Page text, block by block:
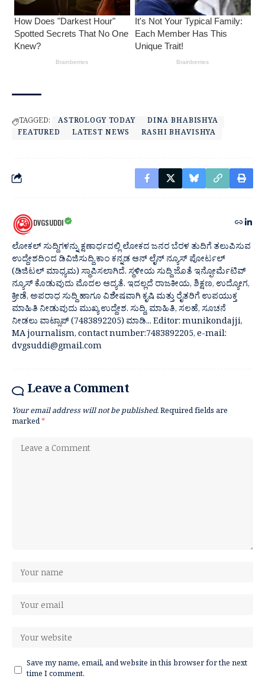
TAGGED: ASTROLOGY TODAY
DINA BHABISHYA
FEATURED
LATEST NEWS RASHI BHAVISHYA
DVGSUDDI
ಲೋಕಲ್ ಸುದ್ದಿಗಳನ್ನು ಕ್ಷಣಾರ್ಧದಲ್ಲಿ ಲೋಕದ ಜನರ ಬೆರಳ ತುದಿಗೆ ತಲುಪಿಸುವ
ಉದ್ದೇಶದಿಂದ ಡಿವಿಜಿಸುದ್ದಿ.ಕಾಂ ಕನ್ನಡ ಆನ್ ಲೈನ್ ನ್ಯೂಸ್ ಪೋರ್ಟಲ್
(ಡಿಜಿಟಲ್ ಮಾಧ್ಯಮ) ಸ್ಥಾಪಿಸಲಾಗಿದೆ. ಸ್ಥಳೀಯ ಸುದ್ದಿ ಜೊತೆ ಇನ್ಫೋರ್ಮೆಟಿವ್
ನ್ಯೂಸ್ ಕೊಡುವುದು ಮೊದಲ ಆದ್ಯತೆ. ಇದಲ್ಲದೆ ರಾಜಕೀಯ, ಶಿಕ್ಷಣ, ಉದ್ಯೋಗ,
ಕ್ರೀಡೆ, ಅಪರಾಧ ಸುದ್ದಿ ಹಾಗೂ ವಿಶೇಷವಾಗಿ ಕೃಷಿ ಮತ್ತು ರೈತರಿಗೆ ಉಪಯುಕ್ತ
ಮಾಹಿತಿ ನೀಡುವುದು ಮುಖ್ಯ ಉದ್ದೇಶ. ಸುದ್ದಿ, ಮಾಹಿತಿ, ಸಲಹೆ, ಸೂಚನೆ
ನೀಡಲು ವಾಟ್ಸಾಪ್ (7483892205) ಮಾಡಿ... Editor: munikondajji,
MA journalism, contact number:7483892205, e-mail:
dvgsuddi@gmail.com
Leave a Comment
Your email address will not be published.Required fields are
marked*
Save my name, email, and website in this browser for the next
time I comment.